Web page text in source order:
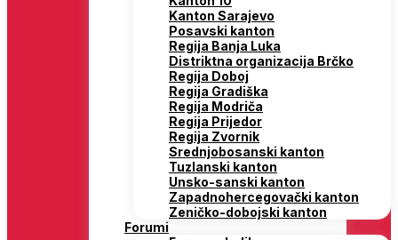
Kanton Sarajevo
Posavski kanton
Regija Banja Luka
Distriktna organizacija Brčko
Regija Doboj
Regija Gradiška
Regija Modriča
Regija Prijedor
Regija Zvornik
Srednjobosanski kanton
Tuzlanski kanton
Unsko-sanski kanton
Zapadnohercegovački kanton
Zeničko-dobojski kanton
Forumi